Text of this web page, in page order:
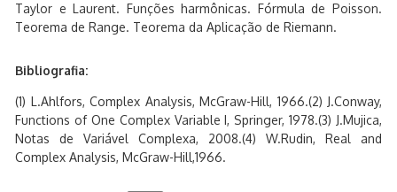
Taylor e Laurent. Funções harmônicas. Fórmula de Poisson.
Teorema de Range. Teorema da Aplicação de Riemann.
Bibliografia:
(1) L.Ahlfors, Complex Analysis, McGraw-Hill, 1966.(2) J.Conway,
Functions of One Complex Variable I, Springer, 1978.(3) J.Mujica,
Notas de Variável Complexa, 2008.(4) W.Rudin, Real and
Complex Analysis, McGraw-Hill,1966.